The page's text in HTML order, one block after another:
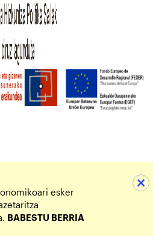
esker
BABESTU BERRIA